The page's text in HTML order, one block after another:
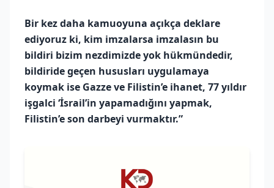
Bir kez daha kamuoyuna açıkça deklare
ediyoruz ki, kim imzalarsa imzalasın bu
bildiri bizim nezdimizde yok hükmündedir,
bildiride geçen hususları uygulamaya
koymak ise Gazze ve Filistin’e ihanet, 77 yıldır
işgalci ‘İsrail’in yapamadığını yapmak,
Filistin’e son darbeyi vurmaktır.”